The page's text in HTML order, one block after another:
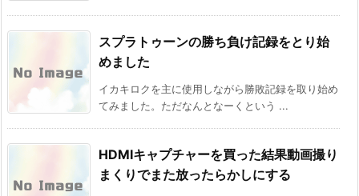
スプラトゥーンの勝ち負け記録をとり始
めました
イカキロクを主に使用しながら勝敗記録を取り始め
てみました。ただなんとなーくという ...
HDMIキャプチャーを買った結果動画撮り
まくりでまた放ったらかしにする